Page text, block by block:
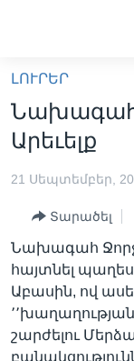
հիմնական
անցնել
հիմնական
բովանդակություն
ԼՈՒՐԵՐ
ՖԻԼՄԵՐ
ՖԻԼՄԵՐ
IN ENGLISH
ՄԵՐ ՄԱՍԻՆ
ՄԵՐ ՄԱՍԻՆ
«ԱՄԵՐԻԿԱՅԻ
ԿԱՊ ՄԵԶ ՀԵՏ
Learning English
ԼՈՒՐԵՐ
Նախագահ
Արեւելք
21 Սեպտեմբեր,
Տարածել
Նախագահ Ջորջ
հայտնել
Աբասին, ով
՚՚խաղաղության
շարժելու